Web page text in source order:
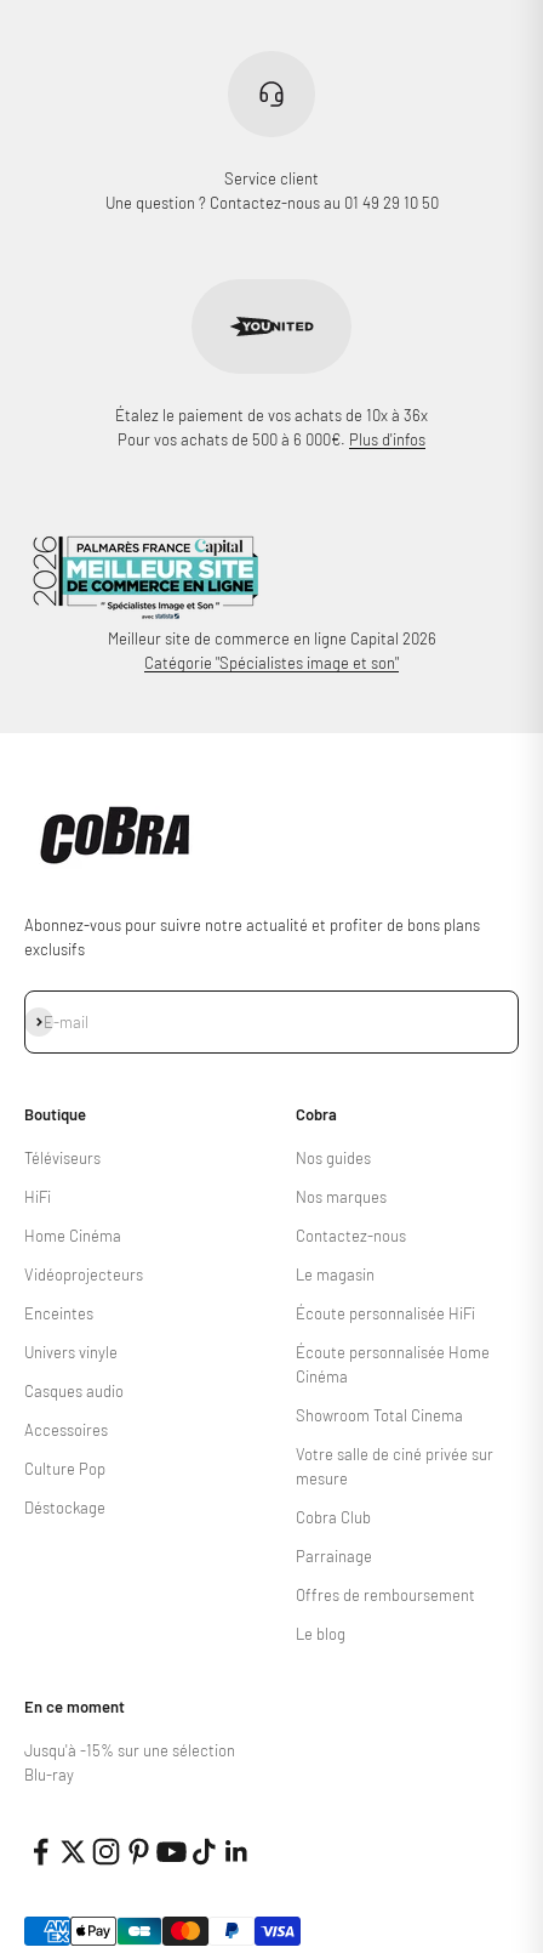
Service client
Une question ? Contactez-nous au 01 49 29 10 50
Étalez le paiement de vos achats de 10x à 36x
Pour vos achats de 500 à 6 000€. Plus d'infos
Meilleur site de commerce en ligne Capital 2026
Catégorie "Spécialistes image et son"
Abonnez-vous pour suivre notre actualité et profiter de bons plans
exclusifs
E-mail
S'inscrire
Boutique
Téléviseurs
HiFi
Home Cinéma
Vidéoprojecteurs
Enceintes
Univers vinyle
Casques audio
Accessoires
Culture Pop
Déstockage
Cobra
Nos guides
Nos marques
Contactez-nous
Le magasin
Écoute personnalisée HiFi
Écoute personnalisée Home
Cinéma
Showroom Total Cinema
Votre salle de ciné privée sur
mesure
Cobra Club
Parrainage
Offres de remboursement
Le blog
En ce moment
Jusqu'à -15% sur une sélection
Blu-ray